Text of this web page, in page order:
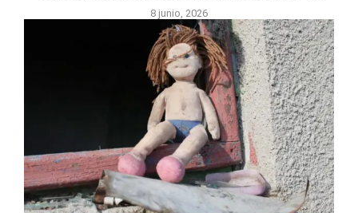
8 junio, 2026